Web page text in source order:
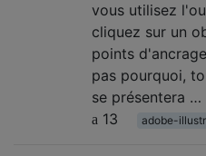
vous utilisez
cliquez sur un
points
pas pourquoi,
se présentera …
13
adobe-